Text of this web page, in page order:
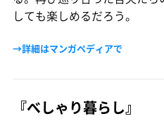
しても楽しめるだろう。
→詳細はマンガペディアで
『べしゃり暮らし』